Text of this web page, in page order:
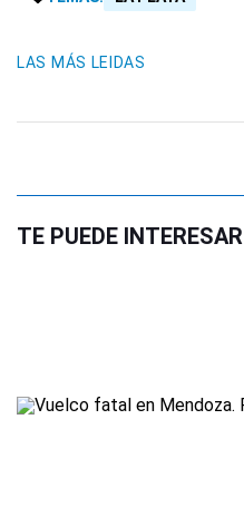
LAS MÁS LEIDAS
TE PUEDE INTERESAR